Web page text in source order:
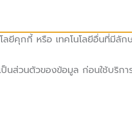
ลยีคุกกี้ หรือ เทคโนโลยีอื่นที่มีลั
นส่วนตัวของข้อมูล ก่อนใช้บริก